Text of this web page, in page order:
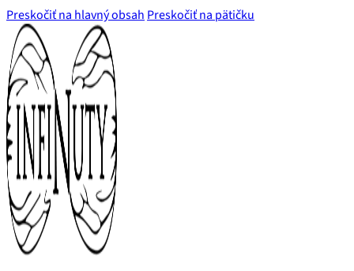
Preskočiť na hlavný obsah Preskočiť na pätičku